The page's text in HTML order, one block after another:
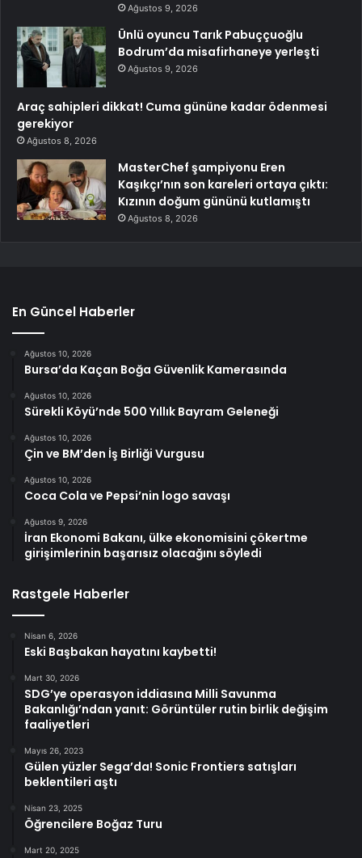
Ağustos 9, 2026
Ünlü oyuncu Tarık Pabuççuoğlu
Bodrum’da misafirhaneye yerleşti
Ağustos 9, 2026
Araç sahipleri dikkat! Cuma gününe kadar ödenmesi
gerekiyor
Ağustos 8, 2026
MasterChef şampiyonu Eren
Kaşıkçı’nın son kareleri ortaya çıktı:
Kızının doğum gününü kutlamıştı
Ağustos 8, 2026
En Güncel Haberler
Ağustos 10, 2026
Bursa’da Kaçan Boğa Güvenlik Kamerasında
Ağustos 10, 2026
Sürekli Köyü’nde 500 Yıllık Bayram Geleneği
Ağustos 10, 2026
Çin ve BM’den İş Birliği Vurgusu
Ağustos 10, 2026
Coca Cola ve Pepsi’nin logo savaşı
Ağustos 9, 2026
İran Ekonomi Bakanı, ülke ekonomisini çökertme
girişimlerinin başarısız olacağını söyledi
Rastgele Haberler
Nisan 6, 2026
Eski Başbakan hayatını kaybetti!
Mart 30, 2026
SDG’ye operasyon iddiasına Milli Savunma
Bakanlığı’ndan yanıt: Görüntüler rutin birlik değişim
faaliyetleri
Mayıs 26, 2023
Gülen yüzler Sega’da! Sonic Frontiers satışları
beklentileri aştı
Nisan 23, 2025
Öğrencilere Boğaz Turu
Mart 20, 2025